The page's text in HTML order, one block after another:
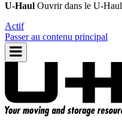
U-Haul Ouvrir dans le U-Haul
Actif
Passer au contenu principal